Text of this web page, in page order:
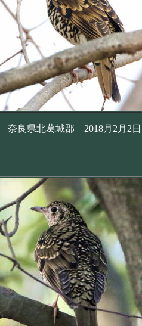
奈良県北葛城郡 2018月2月2日